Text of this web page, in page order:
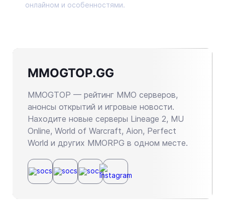
онлайном и особенностями.
MMOGTOP.GG
MMOGTOP — рейтинг MMO серверов,
анонсы открытий и игровые новости.
Находите новые серверы Lineage 2, MU
Online, World of Warcraft, Aion, Perfect
World и других MMORPG в одном месте.